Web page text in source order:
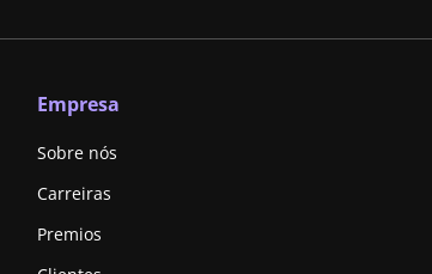
Empresa
Sobre nós
Carreiras
Premios